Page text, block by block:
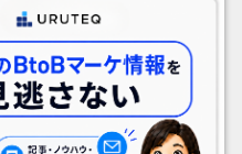
ウンマーケティング
ドセールス
インテリジェンス
ーム営業
ング
営業ツール